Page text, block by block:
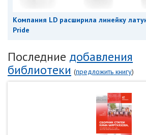
Компания LD расширила линейку
Pride
Последние добавления
библиотеки (предложить книгу)